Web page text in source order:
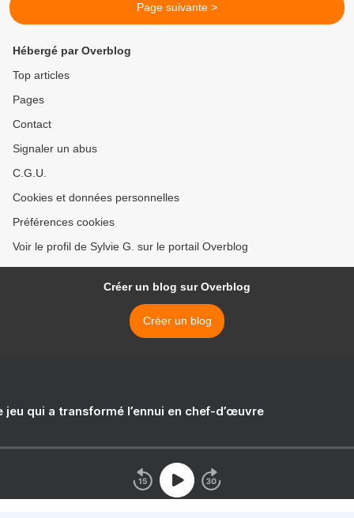
Page suivante >
Hébergé par Overblog
Top articles
Pages
Contact
Signaler un abus
C.G.U.
Cookies et données personnelles
Préférences cookies
Voir le profil de Sylvie G. sur le portail Overblog
Créer un blog sur Overblog
Créer un blog
jeu qui a transformé l’ennui en chef-d’œuvre